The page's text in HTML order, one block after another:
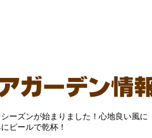
ーズンが始まりました！心地良い風に
ビールで乾杯！